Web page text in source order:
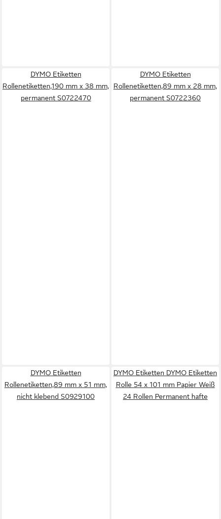
DYMO Etiketten
Rollenetiketten,190 mm x 38 mm,
permanent S0722470
DYMO Etiketten
Rollenetiketten,89 mm x 28 mm,
permanent S0722360
DYMO Etiketten
Rollenetiketten,89 mm x 51 mm,
nicht klebend S0929100
DYMO Etiketten DYMO Etiketten
Rolle 54 x 101 mm Papier Weiß
24 Rollen Permanent hafte